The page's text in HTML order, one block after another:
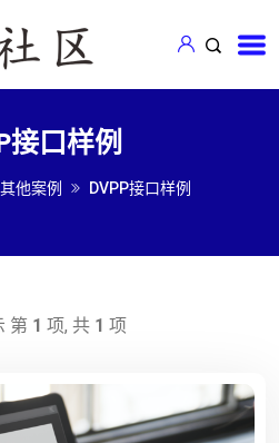
接口样例
其他案例 DVPP接口样例
第 1 项, 共 1 项